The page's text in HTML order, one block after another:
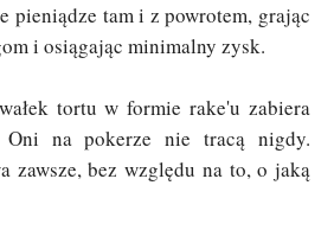
pieniądze tam i z powrotem, grając
i osiągając minimalny zysk.
tortu w formie rake'u zabiera
na pokerze nie tracą nigdy.
zawsze, bez względu na to, o jaką